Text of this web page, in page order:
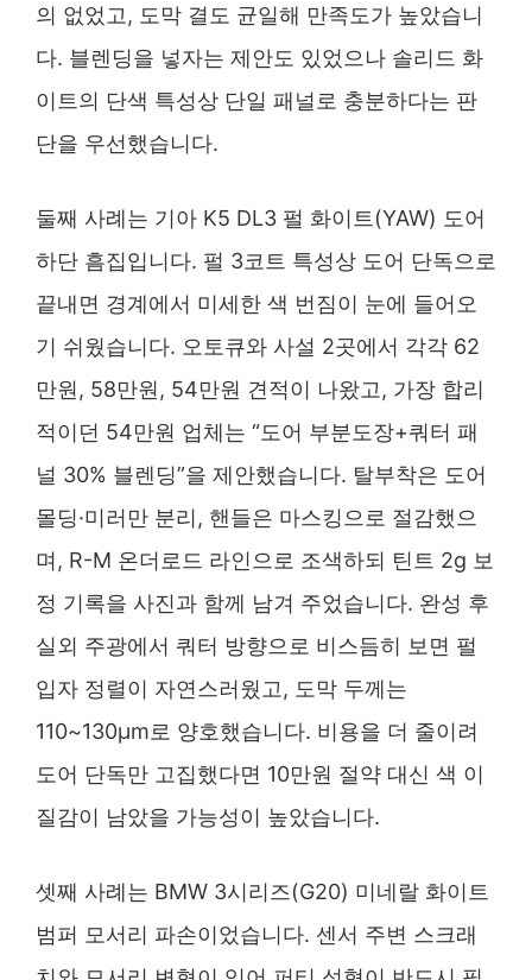
의 없었고, 도막 결도 균일해 만족도가 높았습니
다. 블렌딩을 넣자는 제안도 있었으나 솔리드 화
이트의 단색 특성상 단일 패널로 충분하다는 판
단을 우선했습니다.
둘째 사례는 기아 K5 DL3 펄 화이트(YAW) 도어
하단 흠집입니다. 펄 3코트 특성상 도어 단독으로
끝내면 경계에서 미세한 색 번짐이 눈에 들어오
기 쉬웠습니다. 오토큐와 사설 2곳에서 각각 62
만원, 58만원, 54만원 견적이 나왔고, 가장 합리
적이던 54만원 업체는 “도어 부분도장+쿼터 패
널 30% 블렌딩”을 제안했습니다. 탈부착은 도어
몰딩·미러만 분리, 핸들은 마스킹으로 절감했으
며, R-M 온더로드 라인으로 조색하되 틴트 2g 보
정 기록을 사진과 함께 남겨 주었습니다. 완성 후
실외 주광에서 쿼터 방향으로 비스듬히 보면 펄
입자 정렬이 자연스러웠고, 도막 두께는
110~130μm로 양호했습니다. 비용을 더 줄이려
도어 단독만 고집했다면 10만원 절약 대신 색 이
질감이 남았을 가능성이 높았습니다.
셋째 사례는 BMW 3시리즈(G20) 미네랄 화이트
범퍼 모서리 파손이었습니다. 센서 주변 스크래